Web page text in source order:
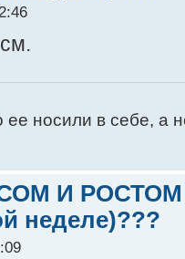
ее носили в себе, а
И
неделе)???